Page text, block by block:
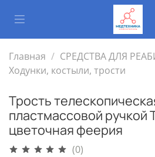
Главная
СРЕДСТВА ДЛЯ
Ходунки, костыли, трости
Трость
пластмассовой ручкой
цветочная феерия
(0)